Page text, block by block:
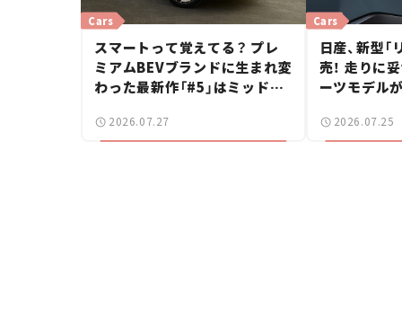
Cars
スマートって覚えてる？ プレ
ミアムBEVブランドに生まれ変
わった最新作「#5」はミッドサ
マたち#18】
2026.07.27
Cars
日産、新型
売！ 走りに
ーツモデル
2026.07.25